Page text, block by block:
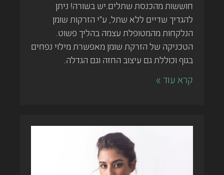
חוששות מהכנסת שתלים.יש בשורה! ניתן
להגדיך שדיים ללא שתל, ע"י הזרקות שומן
הנלקחות מהמטופלת עצמה בהליך פשוט.
הטכניקה של הזרקת שומן מאפשרת מילוי נפחים
בגוף וכוללת גם עיצוב החזה וגם הגדלה.
קרא עוד »